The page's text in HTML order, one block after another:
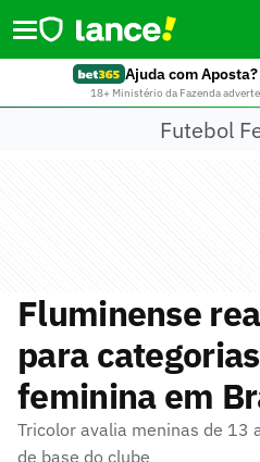
Ajuda com Aposta?
18+ Ministério da Fazenda
Futebol
Fluminense
para
feminina em
Tricolor avalia meninas de 13
de base do clube